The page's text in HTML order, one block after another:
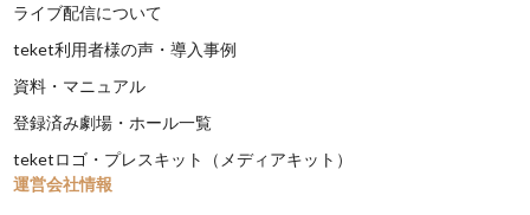
ライブ配信について
teket利用者様の声・導入事例
資料・マニュアル
登録済み劇場・ホール一覧
teketロゴ・プレスキット（メディアキット）
運営会社情報